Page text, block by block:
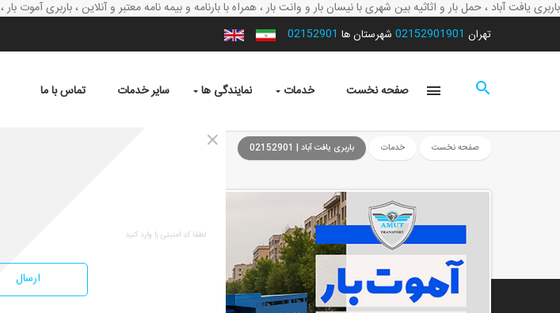
باربری یافت آباد ، حمل بار و اثاثیه بین شهری با نیسان بار و وانت بار ، همراه با بارنامه و بیمه نامه معتبر و آنلاین ، باربری آموت بار ،
تهران 02152901901 شهرستان ها 02152901
صفحه نخست خدمات نمایندگی ها سایر خدمات تماس با ما
صفحه نخست خدمات باربری یافت آباد | 02152901
ارسال